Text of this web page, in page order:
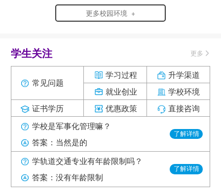
更多校园环境 +
学生关注 更多
常见问题
学习过程
就业创业
升学渠道
学校环境
证书学历
优惠政策
直接咨询
学校是军事化管理嘛？
答案：当然是的
了解详情
学轨道交通专业有年龄限制吗？
答案：没有年龄限制
了解详情